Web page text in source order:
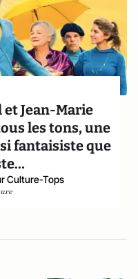
Jean-Marie
les tons, une
fantaisiste que
Culture-Tops